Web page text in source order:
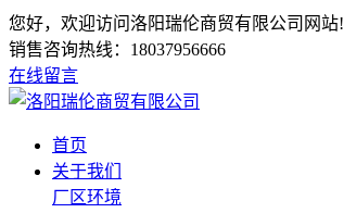
您好，欢迎访问洛阳瑞伦商贸有限公司网站!
销售咨询热线： 18037956666
在线留言
首页
关于我们
厂区环境